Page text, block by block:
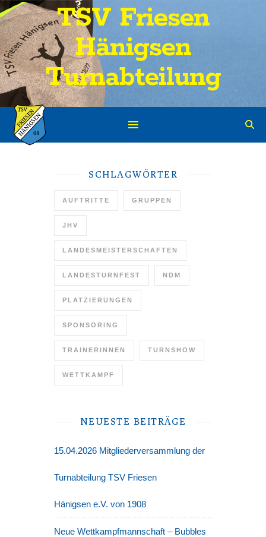
TSV Friesen
Hänigsen
Turnabteilung
SCHLAGWÖRTER
AUFTRITTE GRUPPEN
JHV
LANDESMEISTERSCHAFTEN
LANDESTURNFEST NDM
PLATZIERUNGEN
SPONSORING
TRAINERINNEN TURNSHOW
WETTKAMPF
NEUESTE BEITRÄGE
15.04.2026 Mitgliederversammlung der
Turnabteilung TSV Friesen
Hänigsen e.V. von 1908
Neue Wettkampfmannschaft – Bubbles